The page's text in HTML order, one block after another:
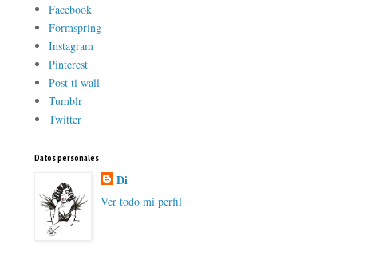
Facebook
Formspring
Instagram
Pinterest
Post ti wall
Tumblr
Twitter
Datos personales
Di
Ver todo mi perfil